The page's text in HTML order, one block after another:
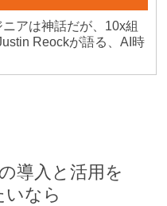
ニアは神話だが、10x組
Reockが語る、AI時
導入と活用を
いなら